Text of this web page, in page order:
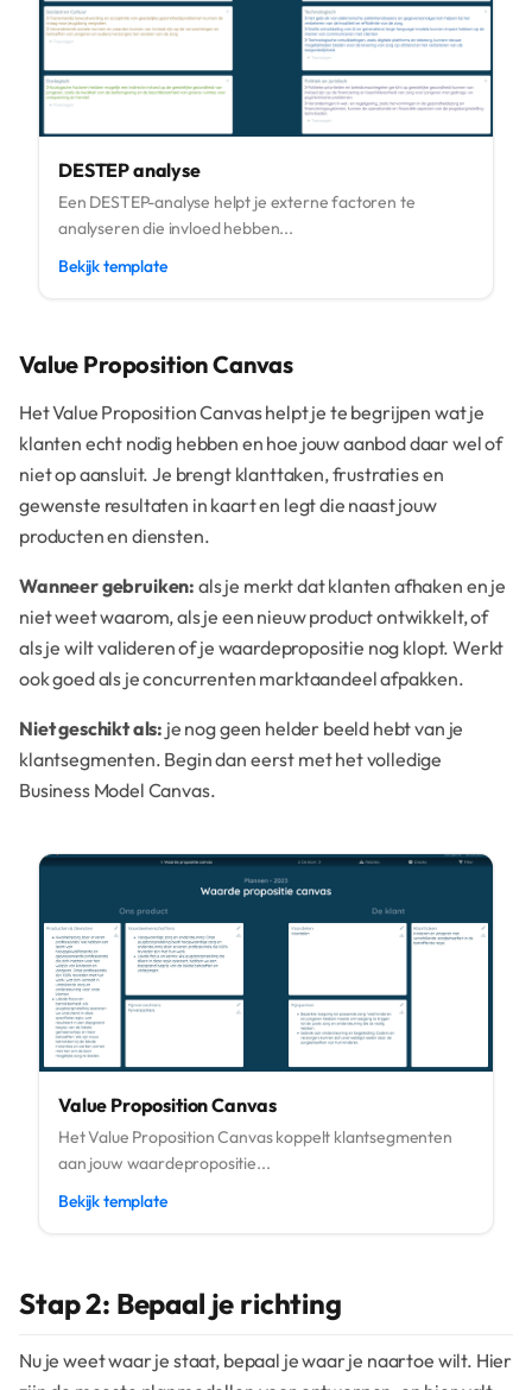
DESTEP analyse
Een DESTEP-analyse helpt je externe factoren te
analyseren die invloed hebben...
Bekijk template
Value Proposition Canvas
Het Value Proposition Canvas helpt je te begrijpen wat je
klanten echt nodig hebben en hoe jouw aanbod daar wel of
niet op aansluit. Je brengt klanttaken, frustraties en
gewenste resultaten in kaart en legt die naast jouw
producten en diensten.
Wanneer gebruiken: als je merkt dat klanten afhaken en je
niet weet waarom, als je een nieuw product ontwikkelt, of
als je wilt valideren of je waardepropositie nog klopt. Werkt
ook goed als je concurrenten marktaandeel afpakken.
Niet geschikt als: je nog geen helder beeld hebt van je
klantsegmenten. Begin dan eerst met het volledige
Business Model Canvas.
Value Proposition Canvas
Het Value Proposition Canvas koppelt klantsegmenten
aan jouw waardepropositie...
Bekijk template
Stap 2: Bepaal je richting
Nu je weet waar je staat, bepaal je waar je naartoe wilt. Hier